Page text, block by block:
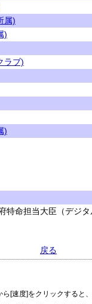
属)
)
ラブ)
)
命担当大臣（デジ
戻る
ら[速度]をクリックすると